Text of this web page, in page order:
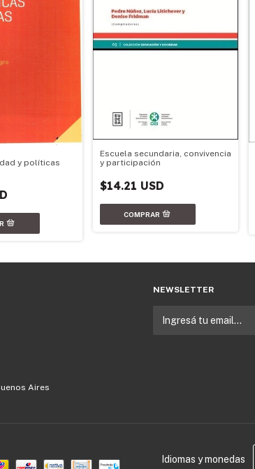
y políticas
Escuela secundaria, convivencia
y participación
$14.21 USD
Aires
NEWSLETTER
Idiomas y monedas